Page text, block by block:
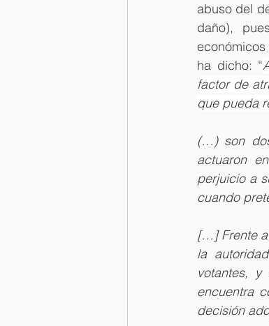
abuso del
daño),
ha dicho: “
factor de
que pueda
(…) son
actuaron
perjuicio a
cuando
[…] Frente a
la
votantes,
encuentra
decisión